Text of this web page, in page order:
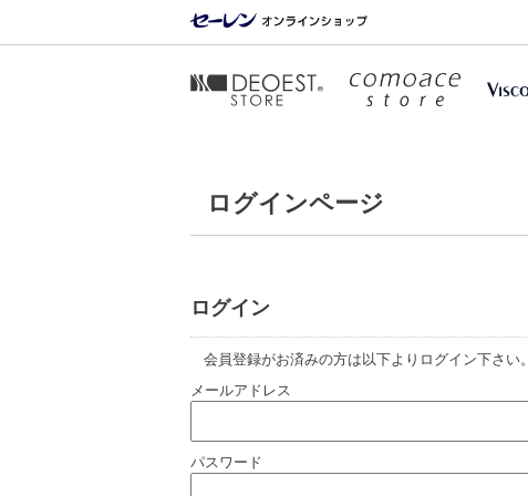
ログインページ
ログイン
会員登録がお済みの方は以下よりログイン下さい。
メールアドレス
パスワード